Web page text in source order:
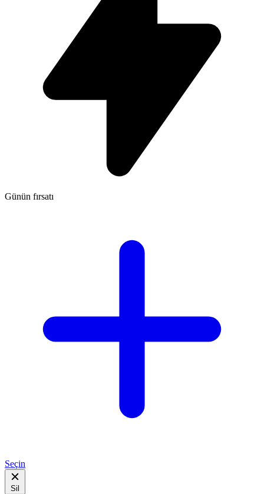
Günün fırsatı
Seçin
Sil